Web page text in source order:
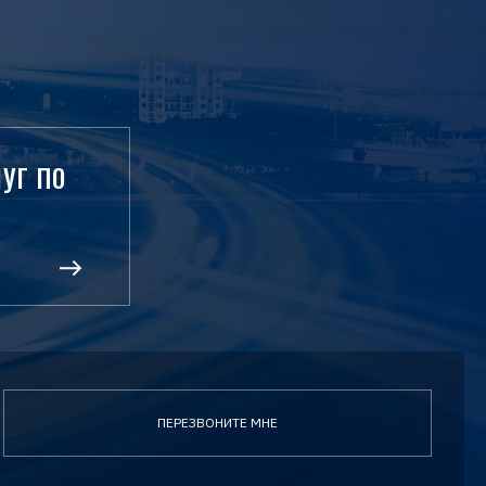
ПО
ПЕРЕЗВОНИТЕ МНЕ